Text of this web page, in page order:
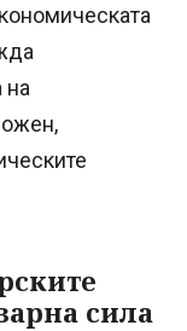
на
сила